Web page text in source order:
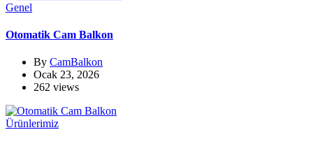
Genel
Otomatik Cam Balkon
By CamBalkon
Ocak 23, 2026
262 views
Ürünlerimiz